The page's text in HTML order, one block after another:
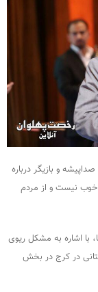
و بازیگر درباره
نیست و از مردم
با اشاره به مشکل ریوی
در کرج در بخش